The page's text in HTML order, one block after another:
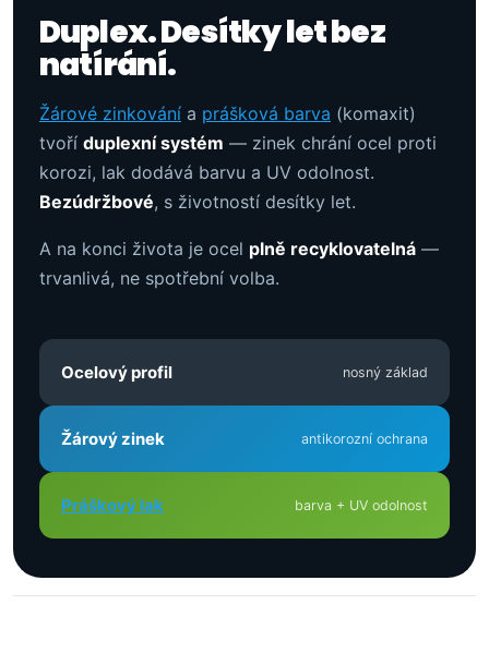
Duplex. Desítky let bez
natírání.
Žárové zinkování a prášková barva (komaxit)
tvoří duplexní systém — zinek chrání ocel proti
korozi, lak dodává barvu a UV odolnost.
Bezúdržbové, s životností desítky let.
A na konci života je ocel plně recyklovatelná —
trvanlivá, ne spotřební volba.
Ocelový profil nosný základ
Žárový zinek antikorozní ochrana
Práškový lak barva + UV odolnost